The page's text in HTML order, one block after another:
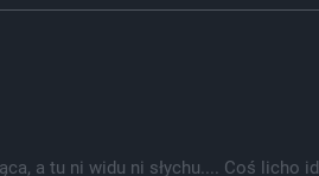
a tu ni widu ni słychu.... Coś licho